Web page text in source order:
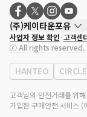
(주)케이타운포유
대표자
송
사업자등록번호
통신판매업 신고번호 제
대표전화
02-
사업자 정보 확인 고객센
ⓒ All rights reserved.
HANTEO
고객님의 안전거래를 위
가입한 구매안전 서비스 (